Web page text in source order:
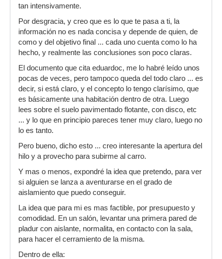
tan intensivamente.
Por desgracia, y creo que es lo que te pasa a ti, la
información no es nada concisa y depende de quien, de
como y del objetivo final ... cada uno cuenta como lo ha
hecho, y realmente las conclusiones son poco claras.
El documento que cita eduardoc, me lo habré leído unos
pocas de veces, pero tampoco queda del todo claro ... es
decir, si está claro, y el concepto lo tengo clarísimo, que
es básicamente una habitación dentro de otra. Luego
lees sobre el suelo pavimentado flotante, con disco, etc
... y lo que en principio pareces tener muy claro, luego no
lo es tanto.
Pero bueno, dicho esto ... creo interesante la apertura del
hilo y a provecho para subirme al carro.
Y mas o menos, expondré la idea que pretendo, para ver
si alguien se lanza a aventurarse en el grado de
aislamiento que puedo conseguir.
La idea que para mi es mas factible, por presupuesto y
comodidad. En un salón, levantar una primera pared de
pladur con aislante, normalita, en contacto con la sala,
para hacer el cerramiento de la misma.
Dentro de ella: